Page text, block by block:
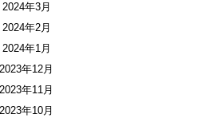
2024年3月
2024年2月
2024年1月
2023年12月
2023年11月
2023年10月